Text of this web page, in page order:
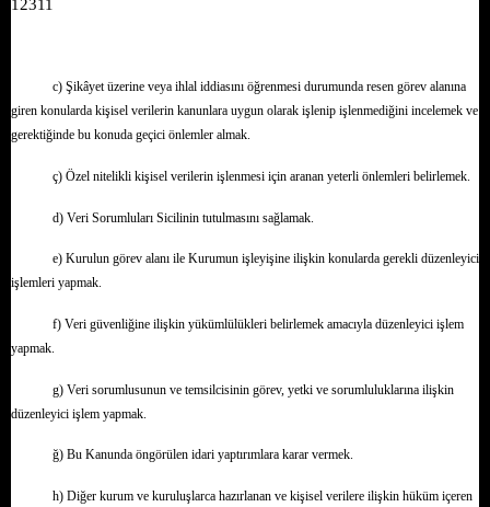
12311
c) Şikâyet üzerine veya ihlal iddiasını öğrenmesi durumunda resen görev alanına
giren konularda kişisel verilerin kanunlara uygun olarak işlenip işlenmediğini incelemek ve
gerektiğinde bu konuda geçici önlemler almak.
ç) Özel nitelikli kişisel verilerin işlenmesi için aranan yeterli önlemleri belirlemek.
d) Veri Sorumluları Sicilinin tutulmasını sağlamak.
e) Kurulun görev alanı ile Kurumun işleyişine ilişkin konularda gerekli düzenleyici
işlemleri yapmak.
f) Veri güvenliğine ilişkin yükümlülükleri belirlemek amacıyla düzenleyici işlem
yapmak.
g) Veri sorumlusunun ve temsilcisinin görev, yetki ve sorumluluklarına ilişkin
düzenleyici işlem yapmak.
ğ) Bu Kanunda öngörülen idari yaptırımlara karar vermek.
h) Diğer kurum ve kuruluşlarca hazırlanan ve kişisel verilere ilişkin hüküm içeren